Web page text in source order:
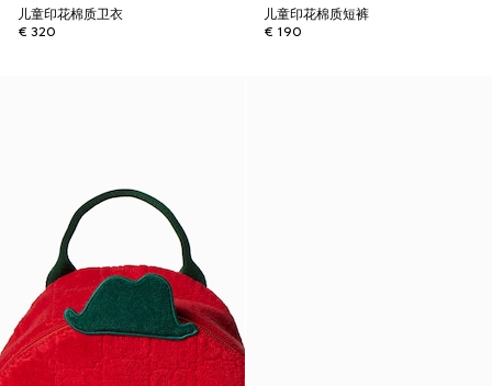
儿童印花棉质卫衣
€ 320
儿童印花棉质短裤
€ 190